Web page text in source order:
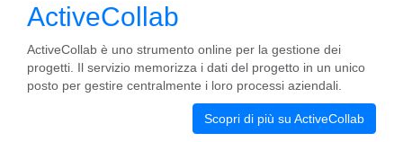
ActiveCollab
ActiveCollab è uno strumento online per la gestione dei
progetti. Il servizio memorizza i dati del progetto in un unico
posto per gestire centralmente i loro processi aziendali.
Scopri di più su ActiveCollab